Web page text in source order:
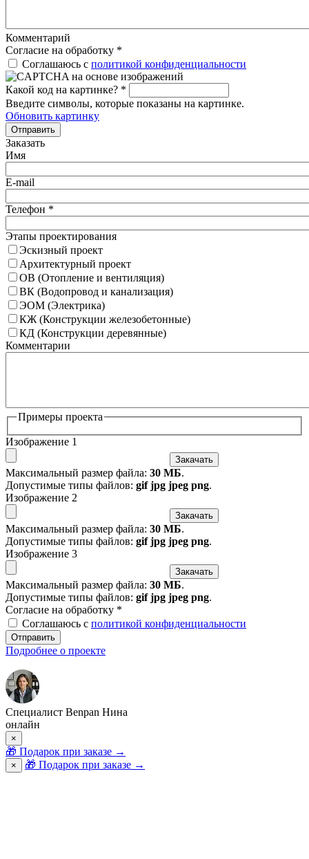
Комментарий
Согласие на обработку *
Соглашаюсь с политикой конфиденциальности
Какой код на картинке? *
Введите символы, которые показаны на картинке.
Обновить картинку
Отправить
Заказать
Имя
E-mail
Телефон *
Этапы проектирования
Эскизный проект
Архитектурный проект
ОВ (Отопление и вентиляция)
ВК (Водопровод и канализация)
ЭОМ (Электрика)
КЖ (Конструкции железобетонные)
КД (Конструкции деревянные)
Комментарии
Примеры проекта
Изображение 1
Закачать
Максимальный размер файла: 30 МБ.
Допустимые типы файлов: gif jpg jpeg png.
Изображение 2
Закачать
Максимальный размер файла: 30 МБ.
Допустимые типы файлов: gif jpg jpeg png.
Изображение 3
Закачать
Максимальный размер файла: 30 МБ.
Допустимые типы файлов: gif jpg jpeg png.
Согласие на обработку *
Соглашаюсь с политикой конфиденциальности
Отправить
Подробнее о проекте
Специалист Benpan Нина
онлайн
×
🎁 Подарок при заказе →
× 🎁 Подарок при заказе →